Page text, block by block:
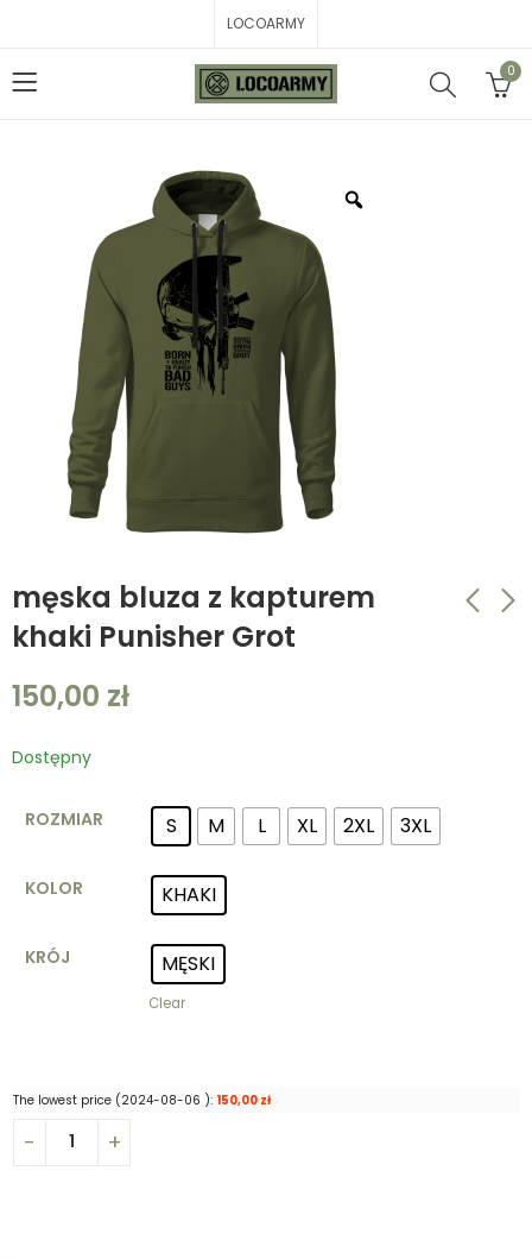
LOCOARMY
0
męska bluza z kapturem
khaki Punisher Grot
kolorów + komin
(5pak)
150,00 zł
Dostępny
ROZMIAR S M L XL 2XL 3XL
KOLOR KHAKI
KRÓJ MĘSKI
Clear
The lowest price (2024-08-06 ): 150,00 zł